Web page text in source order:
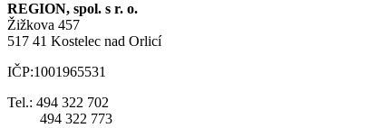
REGION, spol. s r. o.
Žižkova 457
517 41 Kostelec nad Orlicí
IČP:1001965531
Tel.: 494 322 702
494 322 773